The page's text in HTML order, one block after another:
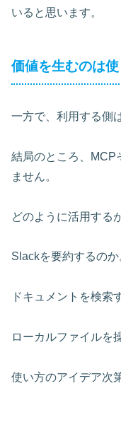
いると思います。
価値を生むのは
一方で、利用する側
結局のところ、MCP
ません。
どのように活用する
Slackを要約するのか
ドキュメントを検索
ローカルファイルを
使い方のアイデア次